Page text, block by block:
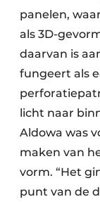
panelen,
als 3D-
daarvan is
fungeert als
licht naar
Aldowa was
maken van
vorm. “Het
punt van de